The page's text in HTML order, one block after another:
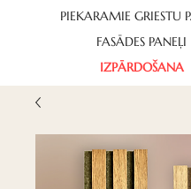
PIEKARAMIE GRIESTU
FASĀDES PANEĻI
IZPĀRDOŠANA